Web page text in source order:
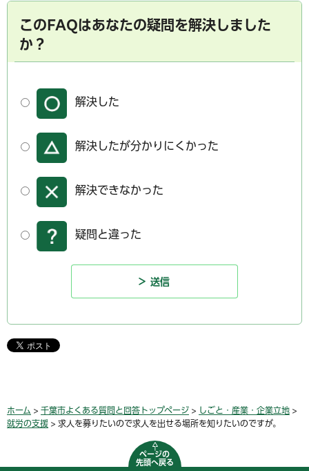
このFAQはあなたの疑問を解決しました
か？
解決した
解決したが分かりにくかった
解決できなかった
疑問と違った
ホーム > 千葉市よくある質問と回答トップページ > しごと・産業・企業立地 >
就労の支援 > 求人を募りたいので求人を出せる場所を知りたいのですが。
ページの
先頭へ戻る